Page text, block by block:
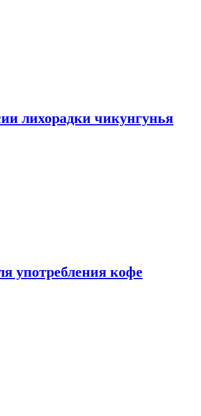
лихорадки чикунгунья
употребления кофе